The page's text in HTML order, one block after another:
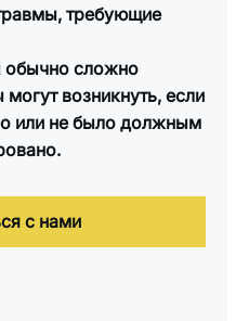
требующие
обычно сложно
возникнуть, если
или не было должным
с нами